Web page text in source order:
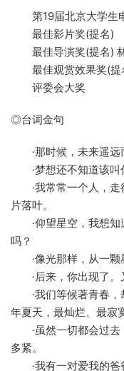
第19届北京大学生
最佳影片奖(提名)
最佳导演奖(提名)
最佳观赏效果奖(提
评委会大奖
◎台词金句
·那时候，未来遥远
·梦想还不知道该叫
·我常常一个人，走
片落叶。
·仰望星空，我想知
吗？
·像光那样，从一颗
·后来，你出现了。
·我们等候著青春，
年夏天，最灿烂、最寂
·虽然一切都会过去
多紧。
·我有一对爱我的爸